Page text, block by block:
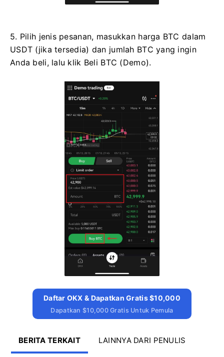
5. Pilih jenis pesanan, masukkan harga BTC dalam
USDT (jika tersedia) dan jumlah BTC yang ingin
Anda beli, lalu klik Beli BTC (Demo).
Daftar OKX & Dapatkan Gratis $10,000
Dapatkan $10,000 Gratis Untuk Pemula
BERITA TERKAIT LAINNYA DARI PENULIS